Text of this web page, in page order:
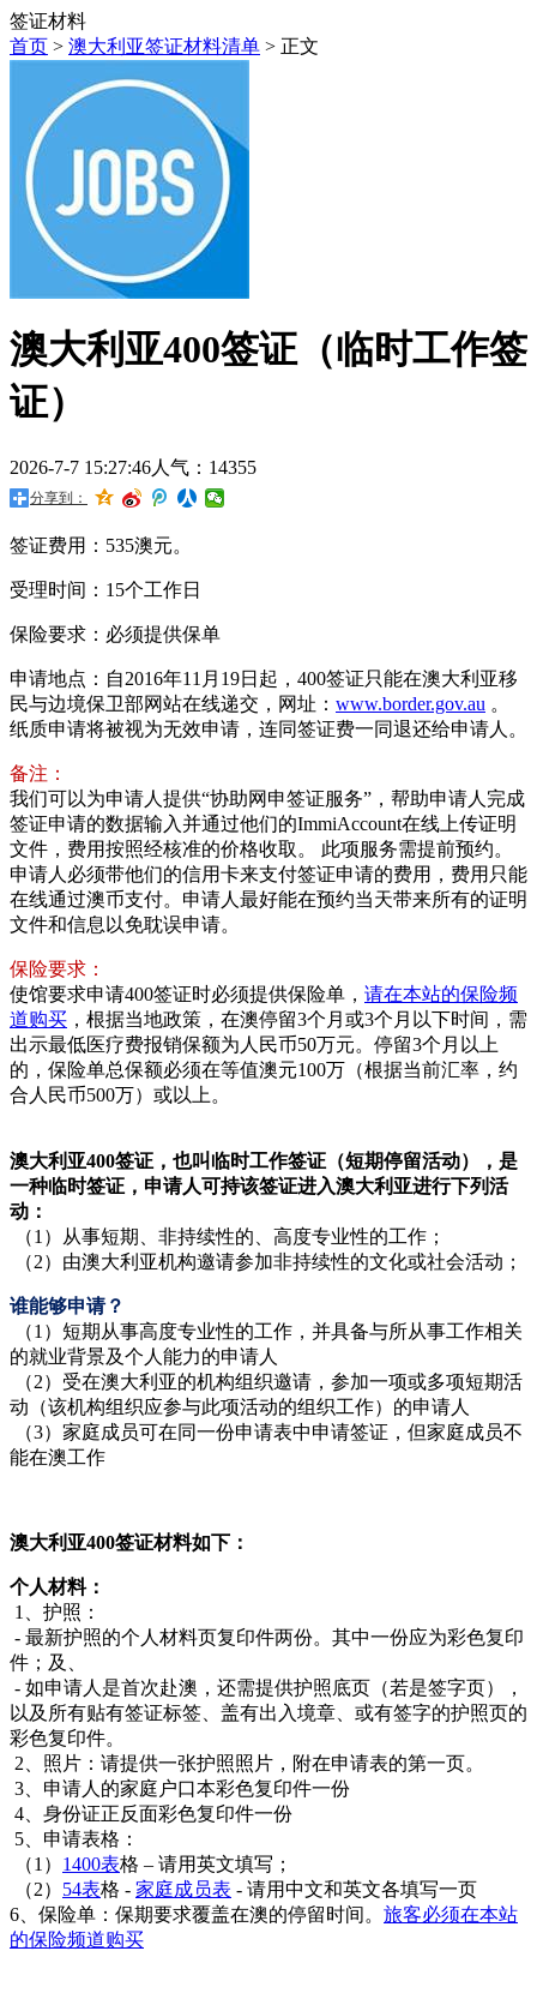
签证材料
首页 > 澳大利亚签证材料清单 > 正文
澳大利亚400签证（临时工作签
证）
2026-7-7 15:27:46人气：14355
分享到：
签证费用：535澳元。
受理时间：15个工作日
保险要求：必须提供保单
申请地点：自2016年11月19日起，400签证只能在澳大利亚移
民与边境保卫部网站在线递交，网址： www.border.gov.au 。
纸质申请将被视为无效申请，连同签证费一同退还给申请人。
备注：
我们可以为申请人提供“协助网申签证服务”，帮助申请人完成
签证申请的数据输入并通过他们的ImmiAccount在线上传证明
文件，费用按照经核准的价格收取。 此项服务需提前预约。
申请人必须带他们的信用卡来支付签证申请的费用，费用只能
在线通过澳币支付。申请人最好能在预约当天带来所有的证明
文件和信息以免耽误申请。
保险要求：
使馆要求申请400签证时必须提供保险单， 请在本站的保险频
道购买 ，根据当地政策，在澳停留3个月或3个月以下时间，需
出示最低医疗费报销保额为人民币50万元。停留3个月以上
的，保险单总保额必须在等值澳元100万（根据当前汇率，约
合人民币500万）或以上。
澳大利亚400签证，也叫临时工作签证（短期停留活动），是
一种临时签证，申请人可持该签证进入澳大利亚进行下列活
动：
（1）从事短期、非持续性的、高度专业性的工作；
（2）由澳大利亚机构邀请参加非持续性的文化或社会活动；
谁能够申请？
（1）短期从事高度专业性的工作，并具备与所从事工作相关
的就业背景及个人能力的申请人
（2）受在澳大利亚的机构组织邀请，参加一项或多项短期活
动（该机构组织应参与此项活动的组织工作）的申请人
（3）家庭成员可在同一份申请表中申请签证，但家庭成员不
能在澳工作
澳大利亚400签证材料如下：
个人材料：
1、护照：
- 最新护照的个人材料页复印件两份。其中一份应为彩色复印
件；及、
- 如申请人是首次赴澳，还需提供护照底页（若是签字页），
以及所有贴有签证标签、盖有出入境章、或有签字的护照页的
彩色复印件。
2、照片：请提供一张护照照片，附在申请表的第一页。
3、申请人的家庭户口本彩色复印件一份
4、身份证正反面彩色复印件一份
5、申请表格：
（1） 1400表格 – 请用英文填写；
（2） 54表格 - 家庭成员表 - 请用中文和英文各填写一页
6、保险单：保期要求覆盖在澳的停留时间。 旅客必须在本站
的保险频道购买